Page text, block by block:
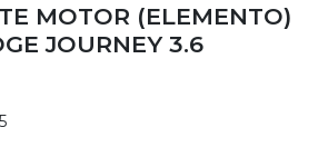
MOTOR (ELEMENTO)
JOURNEY 3.6